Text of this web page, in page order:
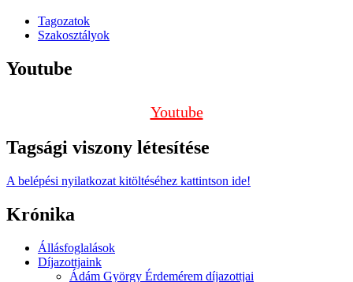
Tagozatok
Szakosztályok
Youtube
Youtube
Tagsági viszony létesítése
A belépési nyilatkozat kitöltéséhez kattintson ide!
Krónika
Állásfoglalások
Díjazottjaink
Ádám György Érdemérem díjazottjai